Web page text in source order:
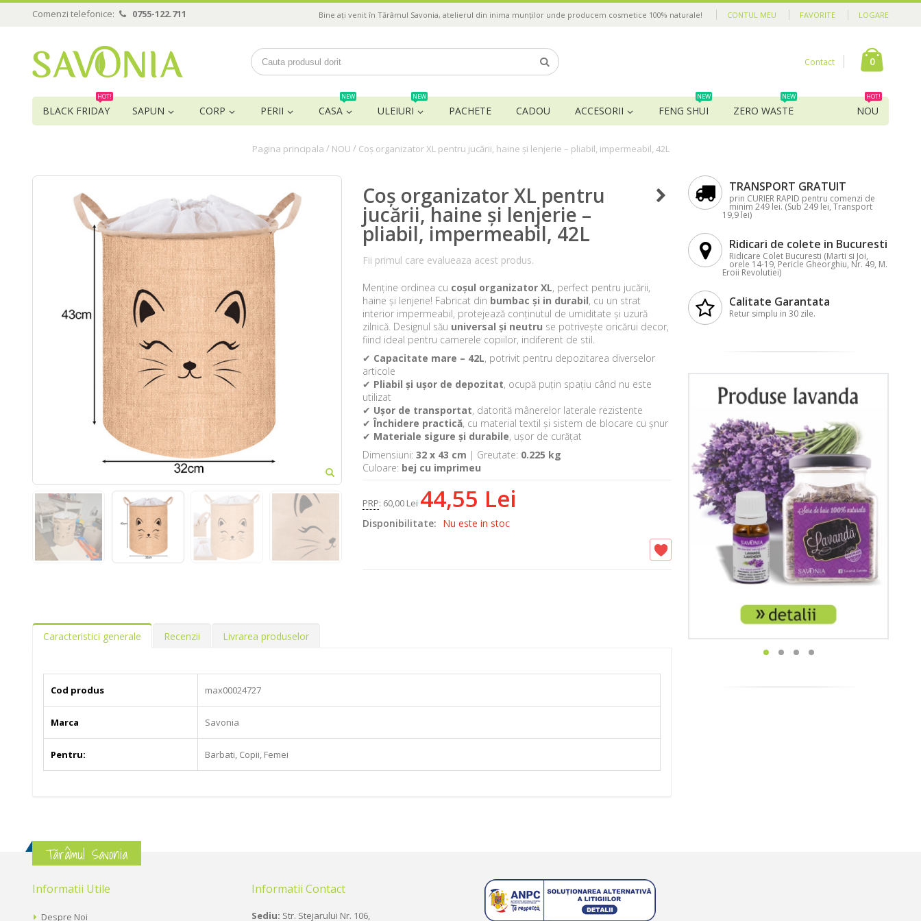
Comenzi telefonice: 0755-122.711 CONTUL MEU FAVORITE LOGARE
Bine ați venit în Tărâmul Savonia, atelierul din inima munților unde producem cosmetice 100% naturale!
Contact 0
BLACK FRIDAY
HOT!
SAPUN CORP PERII CASA
NEW
ULEIURI
NEW
PACHETE CADOU ACCESORII FENG SHUI
NEW
ZERO WASTE
NEW
NOU
HOT!
Pagina principala / NOU / Coș organizator XL pentru jucării, haine și lenjerie – pliabil, impermeabil, 42L
Coș organizator XL pentru
jucării, haine și lenjerie –
pliabil, impermeabil, 42L
Fii primul care evalueaza acest produs.
Menține ordinea cu coșul organizator XL, perfect pentru jucării,
haine și lenjerie! Fabricat din bumbac și in durabil, cu un strat
interior impermeabil, protejează conținutul de umiditate și uzură
zilnică. Designul său universal și neutru se potrivește oricărui decor,
fiind ideal pentru camerele copiilor, indiferent de stil.
✔ Capacitate mare – 42L, potrivit pentru depozitarea diverselor
articole
✔ Pliabil și ușor de depozitat, ocupă puțin spațiu când nu este
utilizat
✔ Ușor de transportat, datorită mânerelor laterale rezistente
✔Închidere practică, cu material textil și sistem de blocare cu șnur
✔ Materiale sigure și durabile, ușor de curățat
Dimensiuni: 32 x 43 cm | Greutate: 0.225 kg
Culoare: bej cu imprimeu
PRP: 60,00 Lei 44,55 Lei
Disponibilitate: Nu este in stoc
Caracteristici generale Recenzii Livrarea produselor
Cod produs max00024727
Marca Savonia
Pentru: Barbati, Copii, Femei
TRANSPORT GRATUIT
prin CURIER RAPID pentru comenzi de
minim 249 lei. (Sub 249 lei, Transport
19,9 lei)
Ridicari de colete in Bucuresti
Ridicare Colet Bucuresti (Marti si Joi,
orele 14-19, Pericle Gheorghiu, Nr. 49, M.
Eroii Revolutiei)
Calitate Garantata
Retur simplu in 30 zile.
Tărâmul Savonia
Informatii Utile
Despre Noi
Informatii Contact
Sediu: Str. Stejarului Nr. 106,